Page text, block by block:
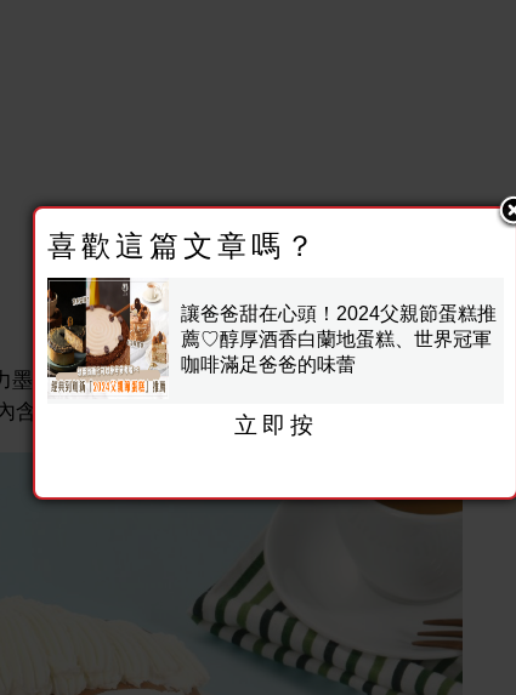
鏡，瞬間變身幽默酷模樣！和總是風趣的爸爸一起品
來自北海道的豐厚乳霜，帶來清爽的乳香風味。
喜歡這篇文章嗎？
讓爸爸甜在心頭！2024父親節蛋糕推
薦♡醇厚酒香白蘭地蛋糕、世界冠軍
咖啡滿足爸爸的味蕾
立即按